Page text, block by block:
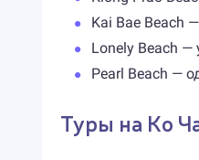
Kai Bae Beach
Lonely Beach
Pearl Beach —
Туры на Ко